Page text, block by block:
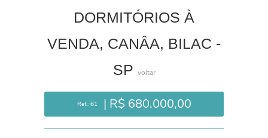
DORMITÓRIOS À
VENDA, CANÂA, BILAC -
SP voltar
Ref.: 61 | R$ 680.000,00